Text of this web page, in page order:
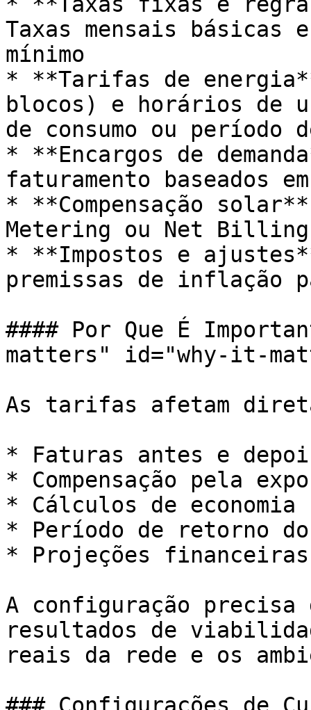
Taxas mensais básicas
mínimo
* **Tarifas de
blocos) e horários de
de consumo ou período
* **Encargos de
faturamento baseados
* **Compensação
Metering ou Net
* **Impostos e
premissas de inflação
#### Por Que É
matters" id="why-it-
As tarifas afetam
* Faturas antes e
* Compensação pela
* Cálculos de economia
* Período de retorno
* Projeções
A configuração
resultados de
reais da rede e os